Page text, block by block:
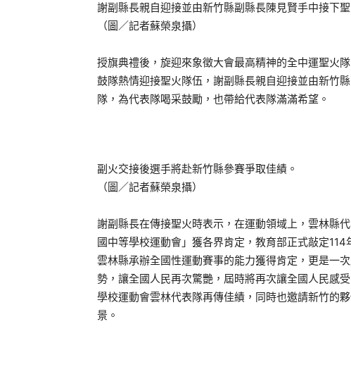
謝副縣長親自迎接並由新竹縣副縣長陳見賢手中接下聖
（圖／記者蘇榮泉攝）
授旗典禮後，旋迎來象徵大會最高精神的全中運聖火
鼓隊熱情迎接聖火隊伍，謝副縣長親自迎接並由新竹
隊，為代表隊喝采鼓勵，也帶給代表隊滿滿希望。
副火交接後選手將赴新竹縣參賽爭取佳績。
（圖／記者蘇榮泉攝）
謝副縣長在傳接聖火時表示，在運動領域上，雲林縣
國中等學校運動會」獲各界肯定，教育部正式敲定
雲林縣承辦全國性運動賽事的能力獲得肯定，更是一
勢，讓全國人民再次驚艷，屆時將再次讓全國人民感
學校運動會雲林代表隊再傳佳績，同時也邀請新竹的
景。